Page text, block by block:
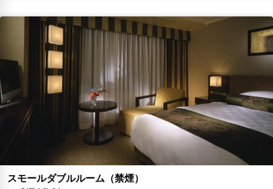
税・サービス料 ￥3,819含む
90ポイント
2026年08月25日までキャンセル無料
￥23,408
税・サービス料 ￥4,904含む
92ポイント
キャンセルポリシー 予約に進む
スモールダブルルーム（禁煙）